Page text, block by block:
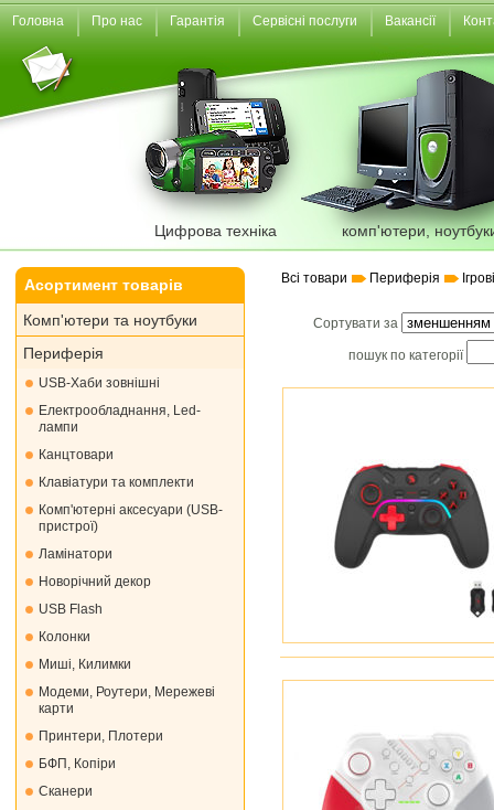
Головна Про нас Гарантія Сервісні послуги Вакансії
Цифрова техніка комп'ютери,
Асортимент товарів
Комп'ютери та ноутбуки
Периферія
USB-Хаби зовнішні
Електрообладнання, Led-
лампи
Канцтовари
Клавіатури та комплекти
Комп'ютерні аксесуари (USB-
пристрої)
Ламінатори
Новорічний декор
USB Flash
Колонки
Миші, Килимки
Модеми, Роутери, Мережеві
карти
Принтери, Плотери
БФП, Копіри
Сканери
Всі товари Периферія
Сортувати за
пошук по категорії